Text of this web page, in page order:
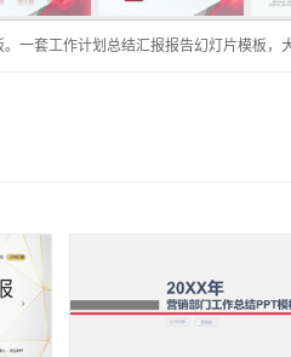
一套工作计划总结汇报报告幻灯片模板，